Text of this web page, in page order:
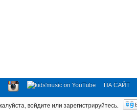
НА САЙТ
войдите или зарегистрируйтесь.